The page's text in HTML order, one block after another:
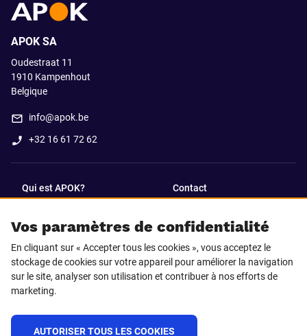
Vos paramètres de confidentialité
En cliquant sur « Accepter tous les cookies », vous acceptez le
stockage de cookies sur votre appareil pour améliorer la navigation
sur le site, analyser son utilisation et contribuer à nos efforts de
marketing.
AUTORISER TOUS LES COOKIES
APOK SA
Oudestraat 11
1910 Kampenhout
Belgique
info@apok.be
+32 16 61 72 62
Qui est APOK? Contact
SUIVEZ-NOUS SUR
Facebook LinkedIn